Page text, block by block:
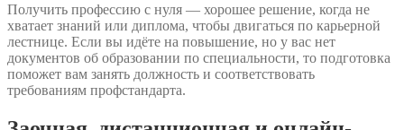
Получить профессию с нуля — хорошее решение, когда не
хватает знаний или диплома, чтобы двигаться по карьерной
лестнице. Если вы идёте на повышение, но у вас нет
документов об образовании по специальности, то подготовка
поможет вам занять должность и соответствовать
требованиям профстандарта.